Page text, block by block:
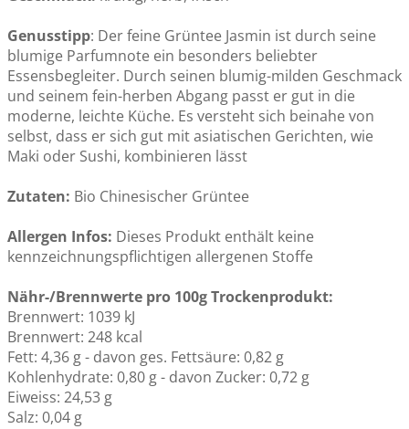
Genusstipp: Der feine Grüntee Jasmin ist durch seine
blumige Parfumnote ein besonders beliebter
Essensbegleiter. Durch seinen blumig-milden Geschmack
und seinem fein-herben Abgang passt er gut in die
moderne, leichte Küche. Es versteht sich beinahe von
selbst, dass er sich gut mit asiatischen Gerichten, wie
Maki oder Sushi, kombinieren lässt
Zutaten: Bio Chinesischer Grüntee
Allergen Infos: Dieses Produkt enthält keine
kennzeichnungspflichtigen allergenen Stoffe
Nähr-/Brennwerte pro 100g Trockenprodukt:
Brennwert: 1039 kJ
Brennwert: 248 kcal
Fett: 4,36 g - davon ges. Fettsäure: 0,82 g
Kohlenhydrate: 0,80 g - davon Zucker: 0,72 g
Eiweiss: 24,53 g
Salz: 0,04 g